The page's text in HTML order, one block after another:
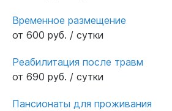
Временное размещение
от 600 руб. / сутки
Реабилитация после травм
от 690 руб. / сутки
Пансионаты для проживания